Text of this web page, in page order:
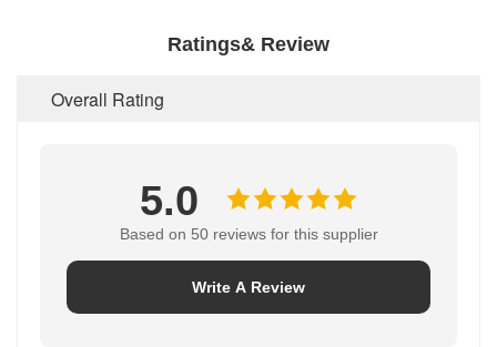
Ratings& Review
Overall Rating
5.0
Based on 50 reviews for this supplier
Write A Review